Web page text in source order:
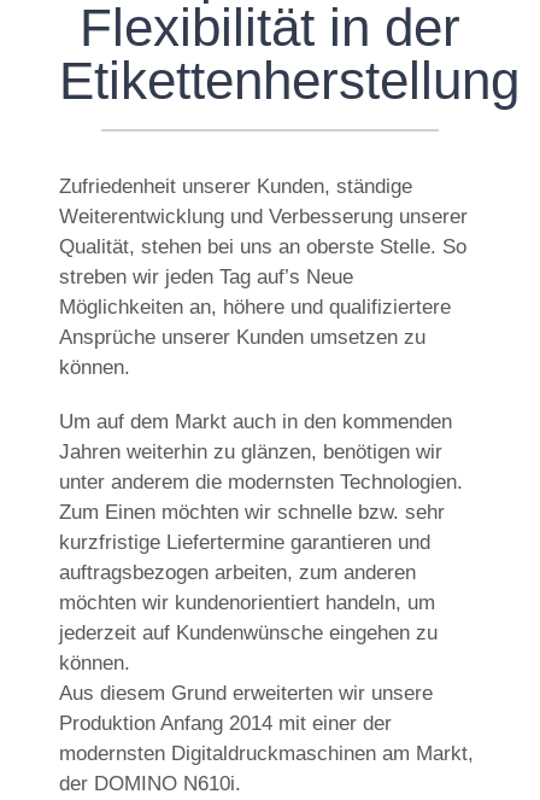
Flexibilität in der
Etikettenherstellung
Zufriedenheit unserer Kunden, ständige
Weiterentwicklung und Verbesserung unserer
Qualität, stehen bei uns an oberste Stelle. So
streben wir jeden Tag auf’s Neue
Möglichkeiten an, höhere und qualifiziertere
Ansprüche unserer Kunden umsetzen zu
können.
Um auf dem Markt auch in den kommenden
Jahren weiterhin zu glänzen, benötigen wir
unter anderem die modernsten Technologien.
Zum Einen möchten wir schnelle bzw. sehr
kurzfristige Liefertermine garantieren und
auftragsbezogen arbeiten, zum anderen
möchten wir kundenorientiert handeln, um
jederzeit auf Kundenwünsche eingehen zu
können.
Aus diesem Grund erweiterten wir unsere
Produktion Anfang 2014 mit einer der
modernsten Digitaldruckmaschinen am Markt,
der DOMINO N610i.